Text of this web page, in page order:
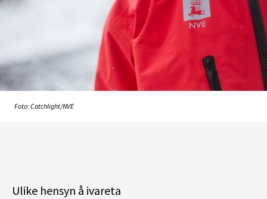
Foto: Catchlight/NVE
Ulike hensyn å ivareta